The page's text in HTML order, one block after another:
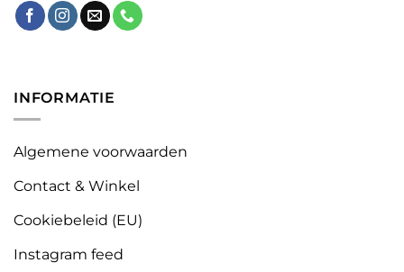
INFORMATIE
Algemene voorwaarden
Contact & Winkel
Cookiebeleid (EU)
Instagram feed